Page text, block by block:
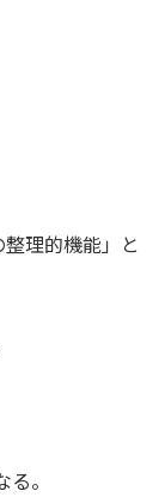
理的機能」と
。